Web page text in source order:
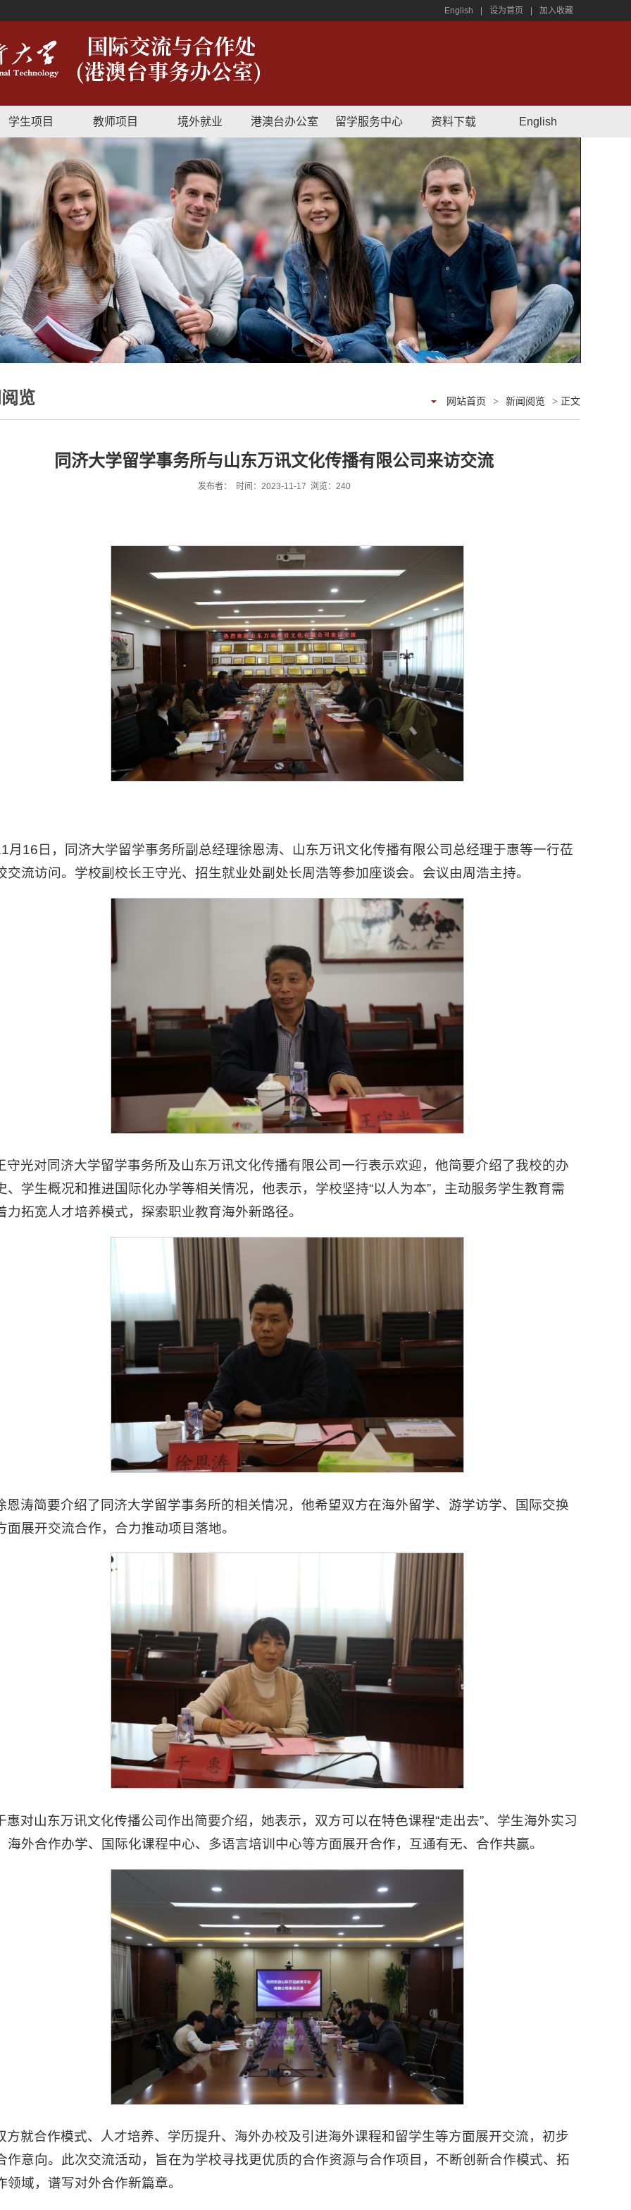
English 设为首页 加入收藏
学生项目 教师项目 境外就业 港澳台办公室 留学服务中心 资料下载 English
览 网站首页 > 新闻阅览 > 正文
同济大学留学事务所与山东万讯文化传播有限公司来访交流
发布者： 时间：2023-11-17 浏览： 240
月16日，同济大学留学事务所副总经理徐恩涛、山东万讯文化传播有限公司总经理于惠等一行莅
交流访问。学校副校长王守光、招生就业处副处长周浩等参加座谈会。会议由周浩主持。
守光对同济大学留学事务所及山东万讯文化传播有限公司一行表示欢迎，他简要介绍了我校的办
、学生概况和推进国际化办学等相关情况，他表示，学校坚持“以人为本”，主动服务学生教育需
力拓宽人才培养模式，探索职业教育海外新路径。
恩涛简要介绍了同济大学留学事务所的相关情况，他希望双方在海外留学、游学访学、国际交换
面展开交流合作，合力推动项目落地。
惠对山东万讯文化传播公司作出简要介绍，她表示，双方可以在特色课程“走出去”、学生海外实习
海外合作办学、国际化课程中心、多语言培训中心等方面展开合作，互通有无、合作共赢。
方就合作模式、人才培养、学历提升、海外办校及引进海外课程和留学生等方面展开交流，初步
作意向。此次交流活动，旨在为学校寻找更优质的合作资源与合作项目，不断创新合作模式、拓
领域，谱写对外合作新篇章。